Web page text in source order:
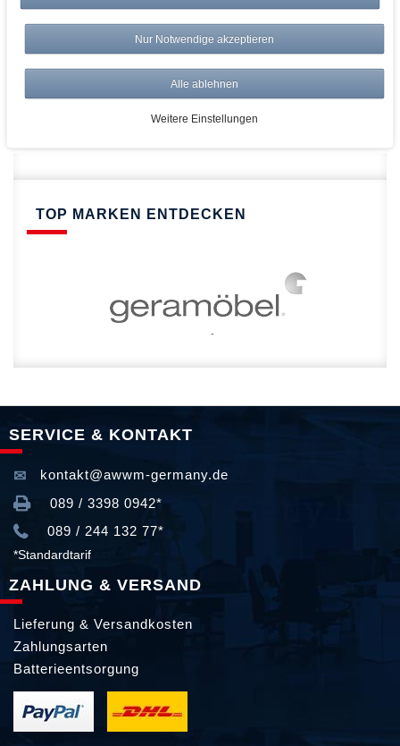
Versandkostenfrei ab 150€
Risikolos: 14 Tage Rückgabe
Über 20.000 Artikel
Schnelle Lieferung
TOP MARKEN ENTDECKEN
SERVICE & KONTAKT
kontakt@awwm-germany.de
089 / 3398 0942*
089 / 244 132 77*
*Standardtarif
ZAHLUNG & VERSAND
Lieferung & Versandkosten
Zahlungsarten
Batterieentsorgung
Nur Notwendige akzeptieren
Alle ablehnen
Weitere Einstellungen